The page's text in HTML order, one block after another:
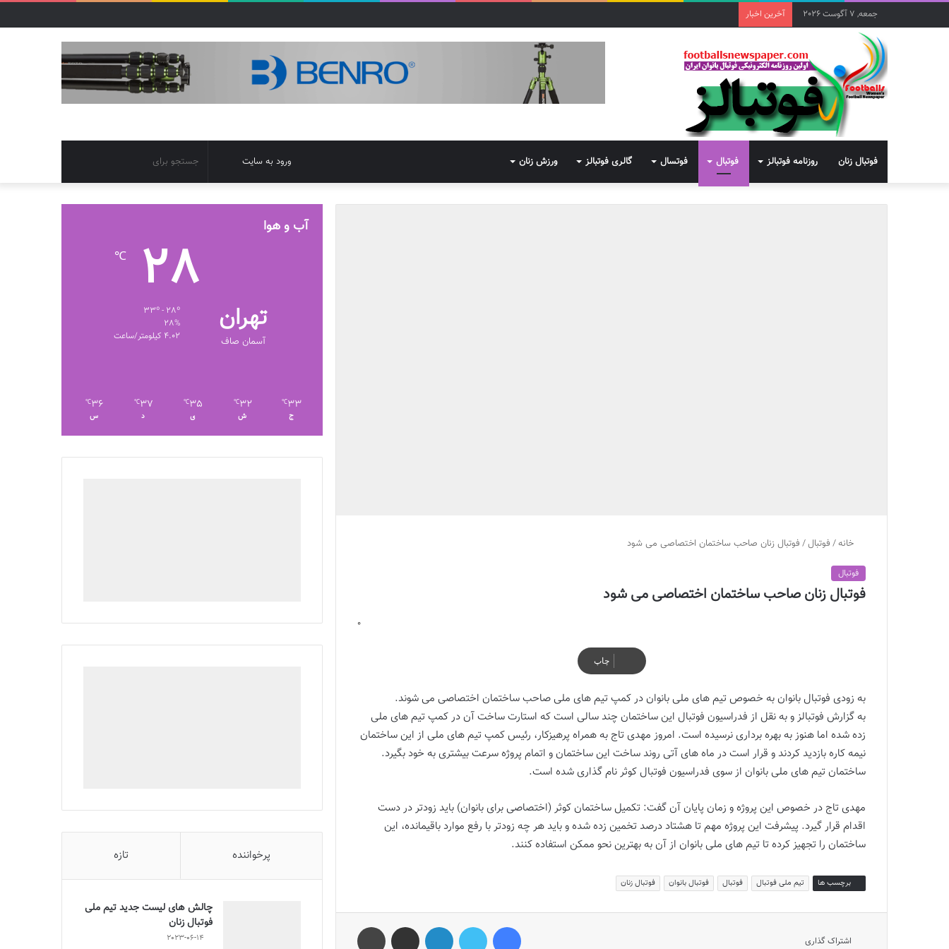
جمعه, 7 آگوست 2026 آخرین اخبار
فوتبال زنان روزنامه فوتبالز فوتبال فوتسال گالری فوتبالز ورزش زنان
برای
تغییر
پوسته
ورود به سایت
خانه/ فوتبال/ فوتبال زنان صاحب ساختمان اختصاصی می شود
فوتبال
فوتبال زنان صاحب ساختمان اختصاصی می شود
0
چاپ
به زودی فوتبال بانوان به خصوص تیم های ملی بانوان در کمپ تیم های ملی صاحب ساختمان اختصاصی می شوند.
به گزارش فوتبالز و به نقل از فدراسیون فوتبال این ساختمان چند سالی است که استارت ساخت آن در کمپ تیم های ملی
زده شده اما هنوز به بهره برداری نرسیده است. امروز مهدی تاج به همراه پرهیزکار، رئیس کمپ تیم های ملی از این ساختمان
نیمه کاره بازدید کردند و قرار است در ماه های آتی روند ساخت این ساختمان و اتمام پروژه سرعت بیشتری به خود بگیرد.
ساختمان تیم های ملی بانوان از سوی فدراسیون فوتبال کوثر نام گذاری شده است.
مهدی تاج در خصوص این پروژه و زمان پایان آن گفت: تکمیل ساختمان کوثر (اختصاصی برای بانوان) باید زودتر در دست
اقدام قرار گیرد. پیشرفت این پروژه مهم تا هشتاد درصد تخمین زده شده و باید هر چه زودتر با رفع موارد باقیمانده، این
ساختمان را تجهیز کرده تا تیم های ملی بانوان از آن به بهترین نحو ممکن استفاده کنند.
برچسب ها تیم ملی فوتبال فوتبال فوتبال بانوان فوتبال زنان
اشتراک گذاری
آب و هوا
تهران
آسمان صاف
28
℃
28%
4.02 کیلومتر/ساعت
33
℃
ج
32
℃
ش
35
℃
ی
37
℃
د
36
℃
س
پرخواننده تازه
چالش هاى ليست جدید تيم ملى
فوتبال زنان
2023-06-14